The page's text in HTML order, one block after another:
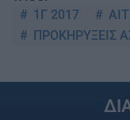
1Γ 2017
ΠΡΟΚΗΡΥΞΕΙΣ